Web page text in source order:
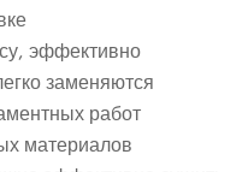
эффективно
заменяются
работ
материалов